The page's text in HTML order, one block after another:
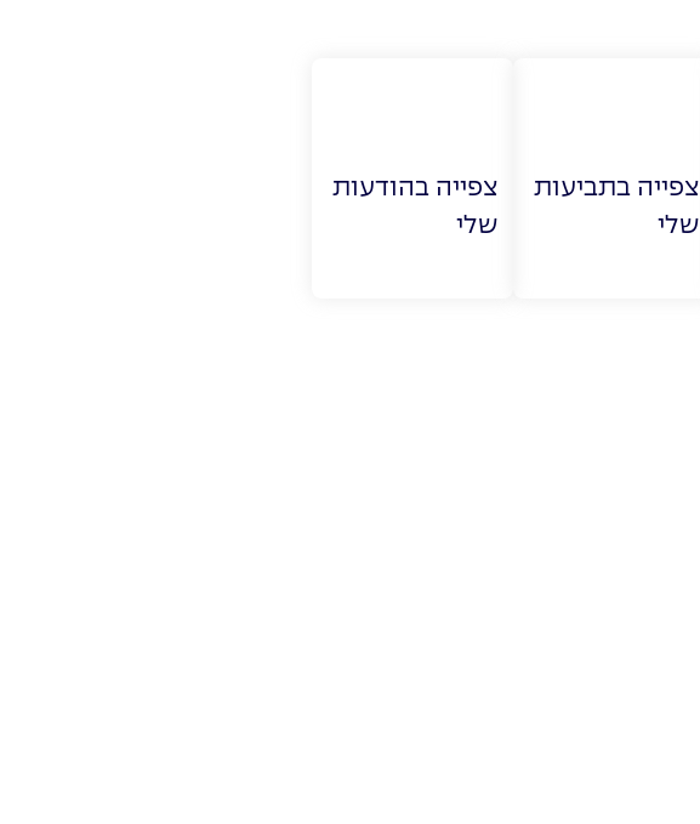
צפייה בתביעות
שלי
צפייה בהודעות
שלי